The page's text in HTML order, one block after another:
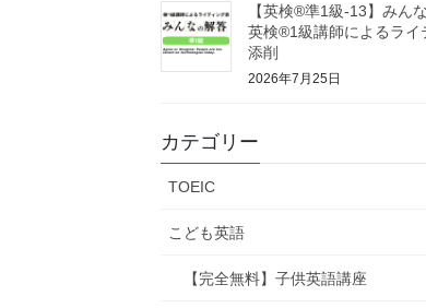
【英検®準1級-13】みん
英検®1級講師によるライ
添削
2026年7月25日
カテゴリー
TOEIC
こども英語
【完全無料】子供英語講座